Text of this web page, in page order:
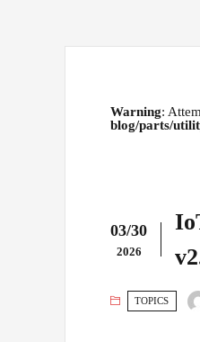
Warning:
blog/parts/
03/30
2026
TOPICS